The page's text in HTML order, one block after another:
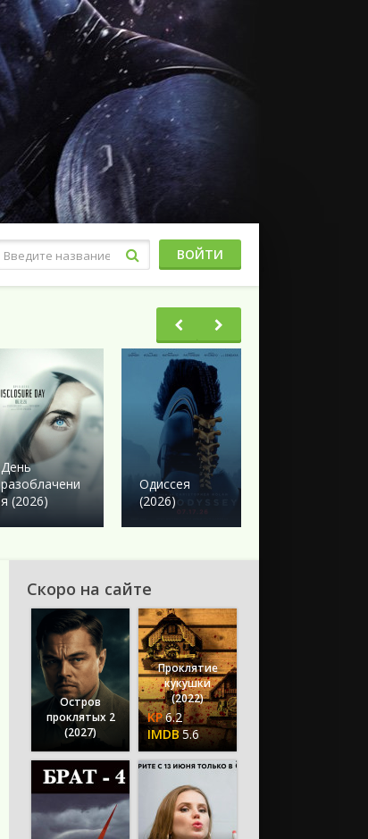
Ужасы
Триллеры
Боевик
ВОЙТИ
День
разоблачени
я (2026)
Одиссея
(2026)
Скоро на сайте
Остров
проклятых 2
(2027)
Проклятие
кукушки
(2022)
6.2
5.6